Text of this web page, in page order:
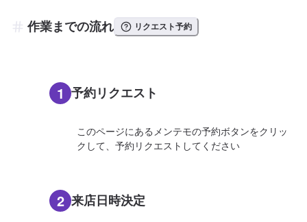
作業までの流れ リクエスト予約
1 予約リクエスト
このページにあるメンテモの予約ボタンをクリッ
クして、予約リクエストしてください
2 来店日時決定